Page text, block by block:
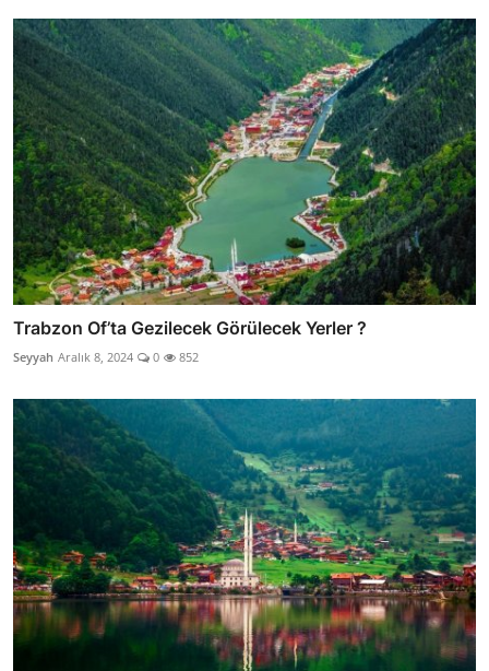
Trabzon Of’ta Gezilecek Görülecek Yerler ?
Seyyah Aralık 8, 2024 0 852